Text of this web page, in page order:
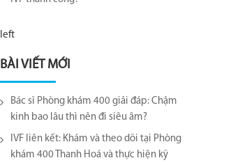
left
BÀI VIẾT MỚI
Bác sĩ Phòng khám 400 giải đáp: Chậm
kinh bao lâu thì nên đi siêu âm?
IVF liên kết: Khám và theo dõi tại Phòng
khám 400 Thanh Hoá và thực hiện kỹ